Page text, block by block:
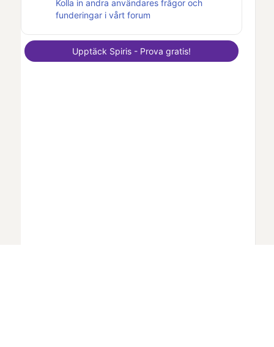
Kolla in andra användares frågor och
funderingar i vårt forum
Upptäck Spiris - Prova gratis!